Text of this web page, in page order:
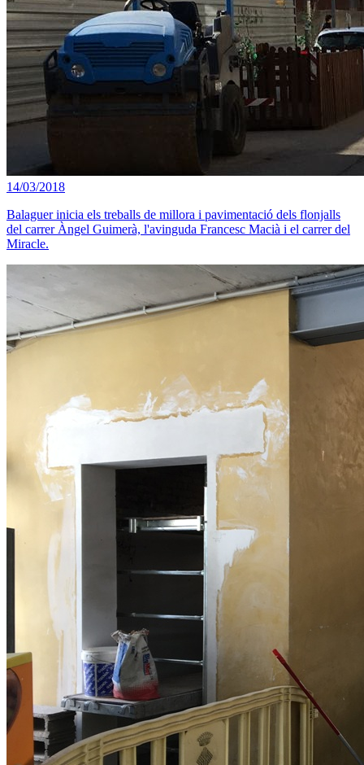
14/03/2018
Balaguer inicia els treballs de millora i pavimentació dels flonjalls
del carrer Àngel Guimerà, l'avinguda Francesc Macià i el carrer del
Miracle.